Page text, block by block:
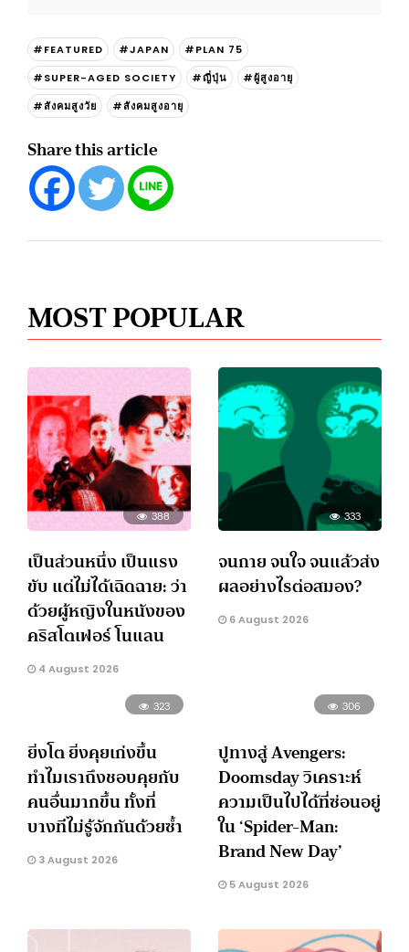
#FEATURED #JAPAN
#PLAN 75
#SUPER-AGED SOCIETY
#ญี่ปุ่น
#ผู้สูงอายุ
#สังคมสูงวัย
#สังคมสูงอายุ
Share this article
MOST POPULAR
388
เป็นส่วนหนึ่ง เป็นแรง
ขับ แต่ไม่ได้เฉิดฉาย: ว่า
ด้วยผู้หญิงในหนังของ
คริสโตเฟอร์ โนแลน
4 August 2026
333
จนกาย จนใจ จนแล้วส่ง
ผลอย่างไรต่อสมอง?
6 August 2026
323
ยิ่งโต ยิ่งคุยเก่งขึ้น
ทำไมเราถึงชอบคุยกับ
คนอื่นมากขึ้น ทั้งที่
บางทีไม่รู้จักกันด้วยซ้ำ
3 August 2026
306
ปูทางสู่ Avengers:
Doomsday วิเคราะห์
ความเป็นไปได้ที่ซ่อนอยู่
ใน ‘Spider-Man:
Brand New Day’
5 August 2026